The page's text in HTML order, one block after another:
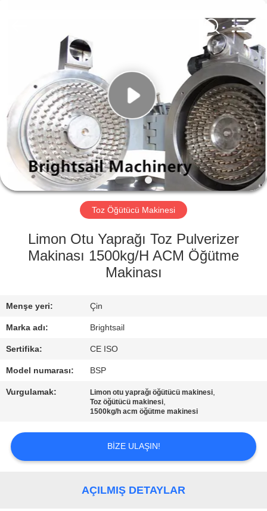
ÜRÜN:%
S
VİDEOLAR
HAKKIMIZDA
FABRIKA
TURU
KONTROL
BIZIMLE
ILETIŞIME
GEÇIN
VAKALAR
Toz Öğütücü Makinesi
Limon Otu Yaprağı Toz Pulverizer
Makinası 1500kg/H ACM Öğütme
Makinası
Menşe yeri: Çin
Marka adı: Brightsail
Sertifika: CE ISO
Model numarası: BSP
Vurgulamak: Limon otu yaprağı öğütücü makinesi,
Toz öğütücü makinesi,
1500kg/h acm öğütme makinesi
BIZE ULAŞIN!
AÇILMIŞ DETAYLAR